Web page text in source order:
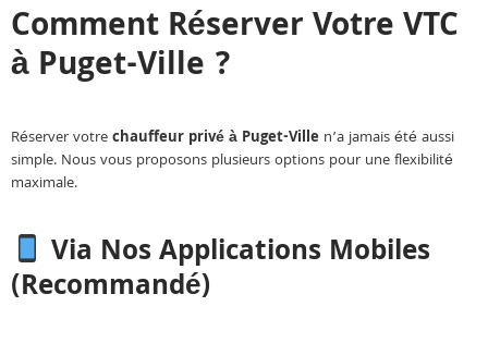
Comment Réserver Votre VTC
à Puget-Ville ?
Réserver votrechauffeur privé à Puget-Ville n’a jamais été aussi
simple. Nous vous proposons plusieurs options pour une flexibilité
maximale.
Via Nos Applications Mobiles
(Recommandé)